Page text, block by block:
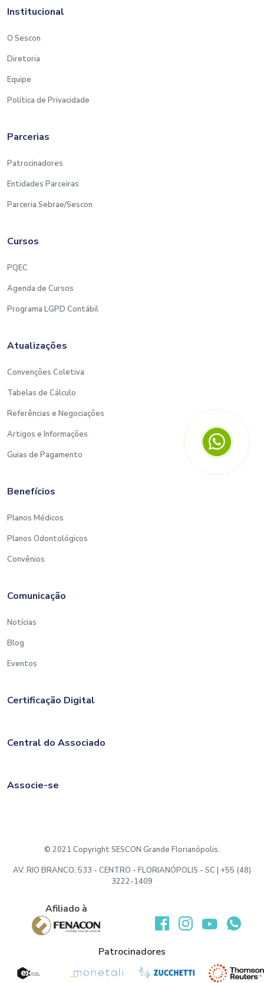
Institucional
O Sescon
Diretoria
Equipe
Política de Privacidade
Parcerias
Patrocinadores
Entidades Parceiras
Parceria Sebrae/Sescon
Cursos
PQEC
Agenda de Cursos
Programa LGPD Contábil
Atualizações
Convenções Coletiva
Tabelas de Cálculo
Referências e Negociações
Artigos e Informações
Guias de Pagamento
Benefícios
Planos Médicos
Planos Odontológicos
Convênios
Comunicação
Notícias
Blog
Eventos
Certificação Digital
Central do Associado
Associe-se
© 2021 Copyright SESCON Grande Florianópolis.
AV. RIO BRANCO, 533 - CENTRO - FLORIANÓPOLIS - SC | +55 (48)
3222-1409
Afiliado à
Desenvolvido por:
Patrocinadores